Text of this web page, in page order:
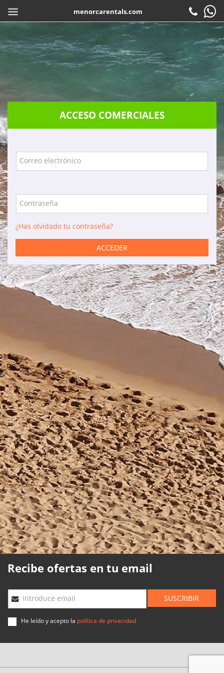
menorcarentals.com
Reservar
Atención al cliente
Contacto
Preguntas frecuentes
Garantias
Servicios
Empresa
Localización
Servicios
Coches de alquiler
Mantenimiento
Reformas
Información de interés
Son Bou
Menorca
Blog
Acceso agencias
Avisos legales
Política de privacidad
Política de cookies
Política de calidad
Mapa web
Planning agencias
Desarrollado
por
Binary
Menorca
Inicio COMPARTIR
ACCESO COMERCIALES
Correo electrónico
Contraseña
¿Has olvidado tu contraseña?
ACCEDER
Recibe ofertas en tu email
Introduce email SUSCRIBIR
He leído y acepto la política de privacidad